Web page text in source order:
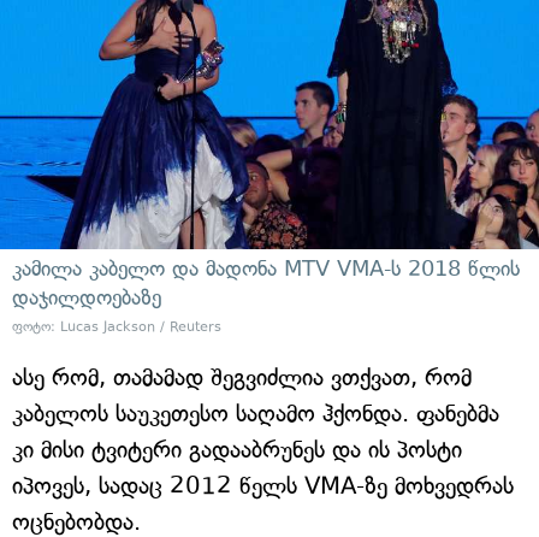
კამილა კაბელო და მადონა MTV VMA-ს 2018 წლის
დაჯილდოებაზე
ფოტო: Lucas Jackson / Reuters
ასე რომ, თამამად შეგვიძლია ვთქვათ, რომ
კაბელოს საუკეთესო საღამო ჰქონდა. ფანებმა
კი მისი ტვიტერი გადააბრუნეს და ის პოსტი
იპოვეს, სადაც 2012 წელს VMA-ზე მოხვედრას
ოცნებობდა.